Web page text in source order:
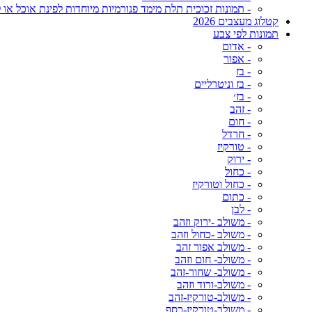
- תמונות זכוכית תלת מימד פנורמיות מיוחדות לפינת אוכל או
קטלוג מעצבים 2026
תמונות לפי צבע
- אדום
- אפור
- בז
- בז וניטרליים
- בז׳
- זהב
- חום
- חרדל
- טורקיז
- ירוק
- כחול
- כחול וטורקיז
- כתום
- לבן
- משולב -ירוק וזהב
- משולב -כחול וזהב
- משולב אפור זהב
- משולב- חום וזהב
- משולב- שחור-זהב
- משולב-ורוד וזהב
- משולב-טורקיז-זהב
- משולב-טורקיז-כסף